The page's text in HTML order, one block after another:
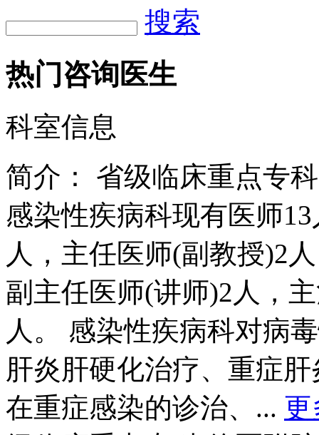
搜索
热门咨询医生
科室信息
简介：
省级临床重点专
感染性疾病科现有医师
人，主任医师(副教授)2
副主任医师(讲师)2人，
人。 感染性疾病科对病
肝炎肝硬化治疗、重症
在重症感染的诊治、... 更